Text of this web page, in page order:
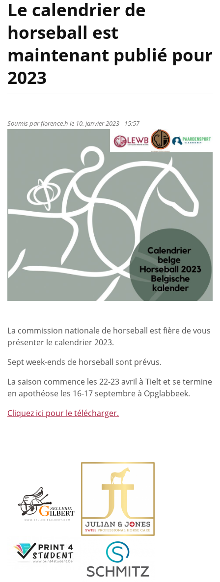
Le calendrier de
horseball est
maintenant publié pour
2023
Soumis parflorence.h le 10. janvier 2023 - 15:57
La commission nationale de horseball est fière de vous
présenter le calendrier 2023.
Sept week-ends de horseball sont prévus.
La saison commence les 22-23 avril à Tielt et se termine
en apothéose les 16-17 septembre à Opglabbeek.
Cliquez ici pour le télécharger.